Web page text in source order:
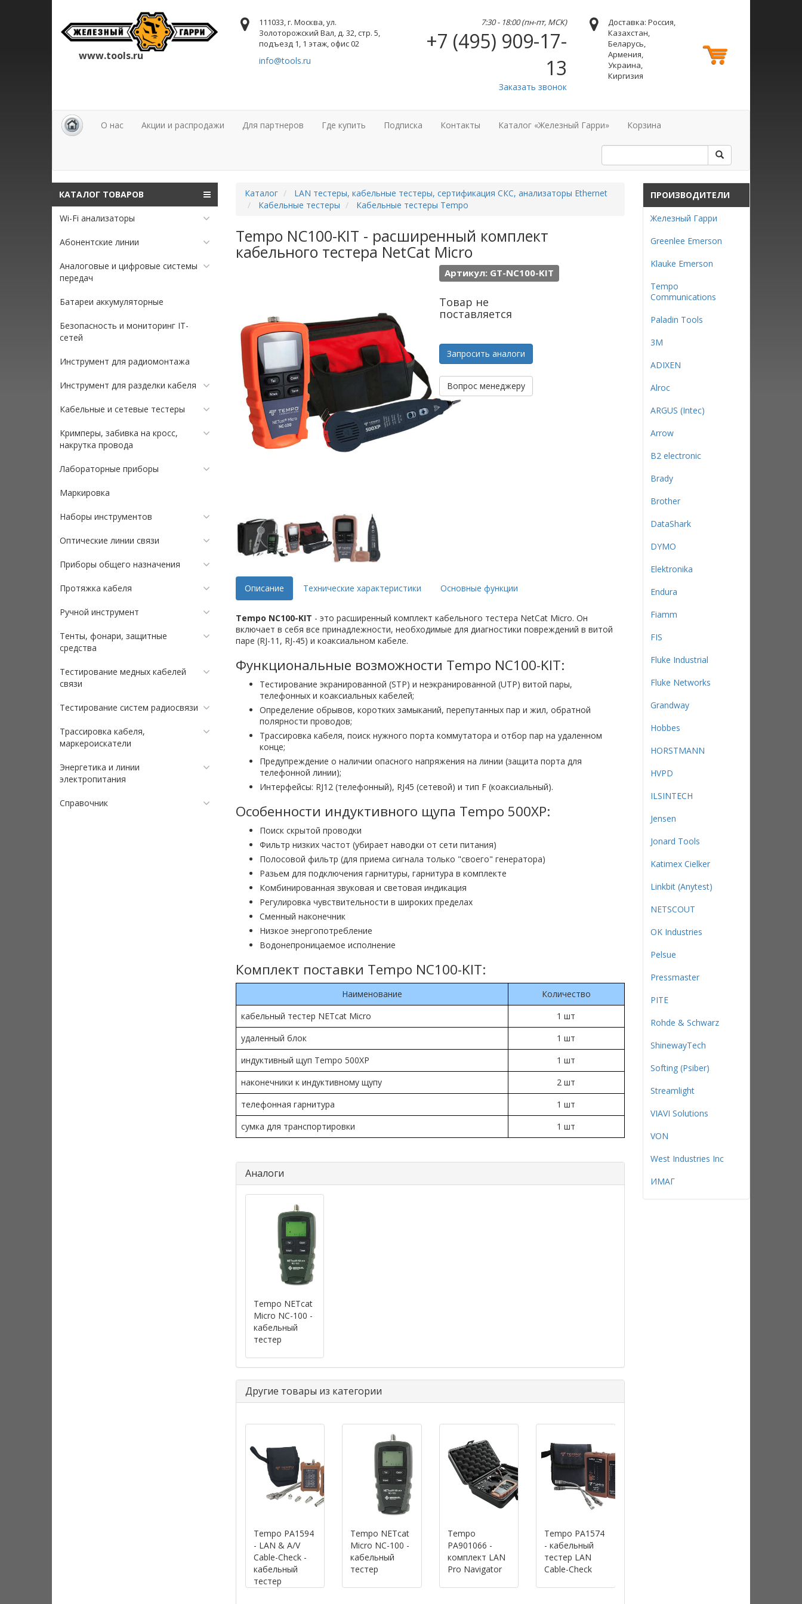
www.tools.ru
111033, г. Москва, ул.
Золоторожский Вал, д. 32, стр. 5,
подъезд 1, 1 этаж, офис 02
info@tools.ru
7:30 - 18:00 (пн-пт, МСК)
+7 (495) 909-17-
13
Заказать звонок
Доставка: Россия,
Казахстан,
Беларусь,
Армения,
Украина,
Киргизия
О нас Акции и распродажи Для партнеров Где купить Подписка Контакты Каталог «Железный Гарри» Корзина
КАТАЛОГ ТОВАРОВ
Wi-Fi анализаторы
Абонентские линии
Аналоговые и цифровые системы
передач
Батареи аккумуляторные
Безопасность и мониторинг IT-
сетей
Инструмент для радиомонтажа
Инструмент для разделки кабеля
Кабельные и сетевые тестеры
Кримперы, забивка на кросс,
накрутка провода
Лабораторные приборы
Маркировка
Наборы инструментов
Оптические линии связи
Приборы общего назначения
Протяжка кабеля
Ручной инструмент
Тенты, фонари, защитные
средства
Тестирование медных кабелей
связи
Тестирование систем радиосвязи
Трассировка кабеля,
маркероискатели
Энергетика и линии
электропитания
Справочник
Каталог
LAN тестеры, кабельные тестеры, сертификация СКС, анализаторы Ethernet
Кабельные тестеры
Кабельные тестеры Tempo
Tempo NC100-KIT - расширенный комплект
кабельного тестера NetCat Micro
Артикул: GT-NC100-KIT
Товар не
поставляется
Запросить аналоги
Вопрос менеджеру
Описание Технические характеристики Основные функции
Tempo NC100-KIT - это расширенный комплект кабельного тестера NetCat Micro. Он
включает в себя все принадлежности, необходимые для диагностики повреждений в витой
паре (RJ-11, RJ-45) и коаксиальном кабеле.
Функциональные возможности Tempo NC100-KIT:
Тестирование экранированной (STP) и неэкранированной (UTP) витой пары,
телефонных и коаксиальных кабелей;
Определение обрывов, коротких замыканий, перепутанных пар и жил, обратной
полярности проводов;
Трассировка кабеля, поиск нужного порта коммутатора и отбор пар на удаленном
конце;
Предупреждение о наличии опасного напряжения на линии (защита порта для
телефонной линии);
Интерфейсы: RJ12 (телефонный), RJ45 (сетевой) и тип F (коаксиальный).
Особенности индуктивного щупа Tempo 500XP:
Поиск скрытой проводки
Фильтр низких частот (убирает наводки от сети питания)
Полосовой фильтр (для приема сигнала только "своего" генератора)
Разьем для подключения гарнитуры, гарнитура в комплекте
Комбинированная звуковая и световая индикация
Регулировка чувствительности в широких пределах
Сменный наконечник
Низкое энергопотребление
Водонепроницаемое исполнение
Комплект поставки Tempo NC100-KIT:
Наименование
Количество
кабельный тестер NETcat Micro
1 шт
удаленный блок
1 шт
индуктивный щуп Tempo 500XP
1 шт
наконечники к индуктивному щупу
2 шт
телефонная гарнитура
1 шт
сумка для транспортировки
1 шт
Аналоги
Tempo NETcat
Micro NC-100 -
кабельный
тестер
Другие товары из категории
Tempo PA1594
- LAN & A/V
Cable-Check -
кабельный
тестер
Tempo NETcat
Micro NC-100 -
кабельный
тестер
Tempo
PA901066 -
комплект LAN
Pro Navigator
Tempo PA1574
- кабельный
тестер LAN
Cable-Check
ПРОИЗВОДИТЕЛИ
Железный Гарри
Greenlee Emerson
Klauke Emerson
Tempo
Communications
Paladin Tools
3М
ADIXEN
Alroc
ARGUS (Intec)
Arrow
B2 electronic
Brady
Brother
DataShark
DYMO
Elektronika
Endura
Fiamm
FIS
Fluke Industrial
Fluke Networks
Grandway
Hobbes
HORSTMANN
HVPD
ILSINTECH
Jensen
Jonard Tools
Katimex Cielker
Linkbit (Anytest)
NETSCOUT
OK Industries
Pelsue
Pressmaster
PITE
Rohde & Schwarz
ShinewayTech
Softing (Psiber)
Streamlight
VIAVI Solutions
VON
West Industries Inc
ИМАГ